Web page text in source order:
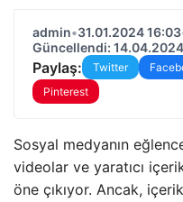
admin•31.01.2024 16:03
Güncellendi:
Paylaş: Twitter
Pinterest
Sosyal medyanın
videolar ve yaratıcı
öne çıkıyor. Ancak,